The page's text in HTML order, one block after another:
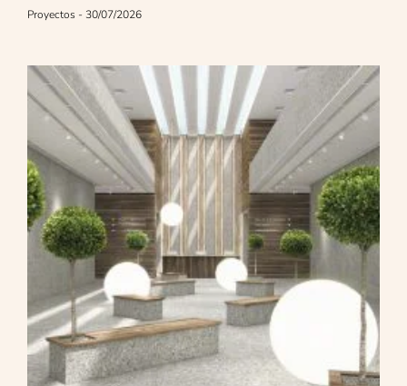
Proyectos 30/07/2026